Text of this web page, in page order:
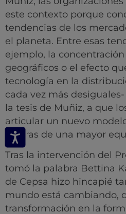
este contexto porque
tendencias de los
el planeta. Entre esas
ejemplo, la
geográficos o el efecto
tecnología en la
cada vez más
la tesis de Muñiz, a que
articular un nuevo
en aras de una mayor
Tras la intervención del
tomó la palabra Bettina
de Cepsa hizo hincapié
mundo está cambiando,
transformación en la